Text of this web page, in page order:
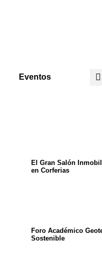
Eventos
El Gran Salón
en Corferias
Foro Académico
Sostenible